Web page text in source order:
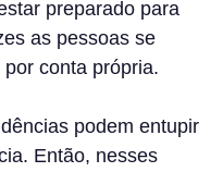
preparado para
as pessoas se
conta própria.
podem entupir
Então, nesses